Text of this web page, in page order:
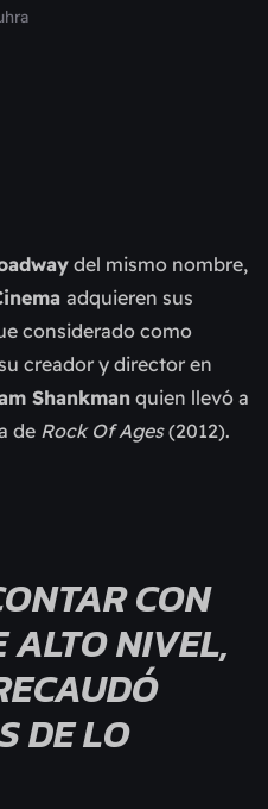
del mismo nombre,
adquieren sus
considerado como
creador y director en
Shankman quien llevó a
de Rock Of Ages(2012).
CON
ALTO NIVEL,
DE LO